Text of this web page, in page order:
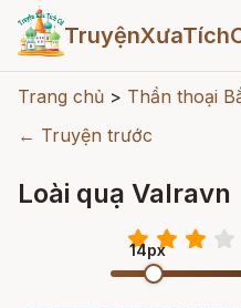
Trang chủ > Thần thoại
← Truyện trước
Loài quạ Valravn
14px